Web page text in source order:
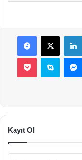
Facebook
X
Pocket Skype
Kayıt Ol